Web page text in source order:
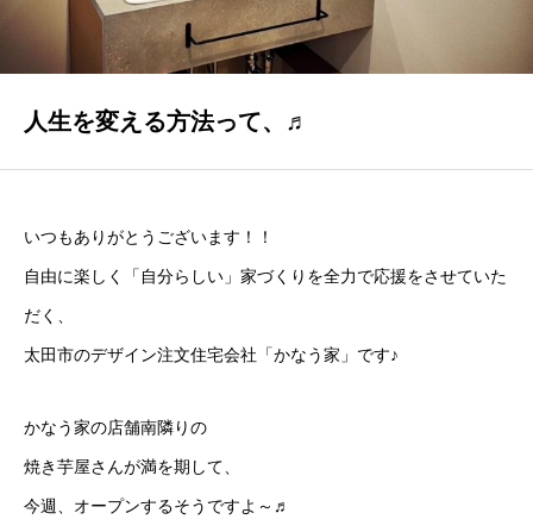
株式会社かなう家の紹介
STAFF
スタッフ紹介
BLOG
CONTACT
人生を変える方法って、♬
いつもありがとうございます！！
自由に楽しく「自分らしい」家づくりを全力で応援をさせていた
だく、
太田市のデザイン注文住宅会社「かなう家」です♪
かなう家の店舗南隣りの
焼き芋屋さんが満を期して、
今週、オープンするそうですよ～♬